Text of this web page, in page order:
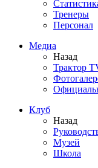
Тренеры
Персонал
Медиа
Назад
Трактор
Клуб
Назад
Музей
Школа